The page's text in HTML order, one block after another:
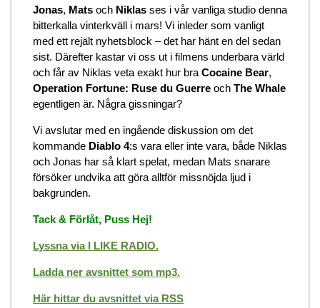
Jonas, Mats och Niklas ses i vår vanliga studio denna
bitterkalla vinterkväll i mars! Vi inleder som vanligt
med ett rejält nyhetsblock – det har hänt en del sedan
sist. Därefter kastar vi oss ut i filmens underbara värld
och får av Niklas veta exakt hur bra Cocaine Bear,
Operation Fortune: Ruse du Guerre och The Whale
egentligen är. Några gissningar?
Vi avslutar med en ingående diskussion om det
kommande Diablo 4:s vara eller inte vara, både Niklas
och Jonas har så klart spelat, medan Mats snarare
försöker undvika att göra alltför missnöjda ljud i
bakgrunden.
Tack & Förlåt, Puss Hej!
Lyssna via I LIKE RADIO.
Ladda ner avsnittet som mp3.
Här hittar du avsnittet via RSS